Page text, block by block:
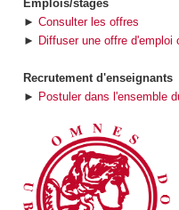
Emplois/stages
► Consulter les offres
► Diffuser une offre d'emploi
Recrutement d'enseignants
► Postuler dans l'ensemble